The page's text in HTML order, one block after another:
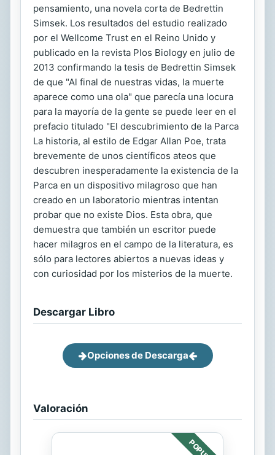
pensamiento, una novela corta de Bedrettin
Simsek. Los resultados del estudio realizado
por el Wellcome Trust en el Reino Unido y
publicado en la revista Plos Biology en julio de
2013 confirmando la tesis de Bedrettin Simsek
de que "Al final de nuestras vidas, la muerte
aparece como una ola" que parecía una locura
para la mayoría de la gente se puede leer en el
prefacio titulado "El descubrimiento de la Parca
La historia, al estilo de Edgar Allan Poe, trata
brevemente de unos científicos ateos que
descubren inesperadamente la existencia de la
Parca en un dispositivo milagroso que han
creado en un laboratorio mientras intentan
probar que no existe Dios. Esta obra, que
demuestra que también un escritor puede
hacer milagros en el campo de la literatura, es
sólo para lectores abiertos a nuevas ideas y
con curiosidad por los misterios de la muerte.
Descargar Libro
Opciones de Descarga
Valoración